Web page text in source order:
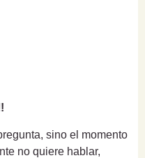
sino el momento
no quiere hablar,